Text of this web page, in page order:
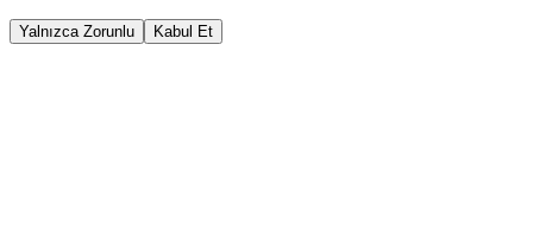
Yalnızca Zorunlu Kabul Et